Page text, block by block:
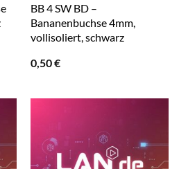
BB 4 SW BD –
Bananenbuchse 4mm,
vollisoliert, schwarz
0,50€